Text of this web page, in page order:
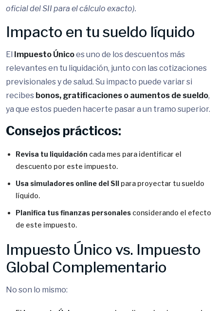
oficial del SII para el cálculo exacto).
Impacto en tu sueldo líquido
El Impuesto Únicoes uno de los descuentos más
relevantes en tu liquidación, junto con las cotizaciones
previsionales y de salud. Su impacto puede variar si
recibes bonos, gratificaciones o aumentos de sueldo,
ya que estos pueden hacerte pasar a un tramo superior.
Consejos prácticos:
Revisa tu liquidación cada mes para identificar el
descuento por este impuesto.
Usa simuladores online del SII para proyectar tu sueldo
líquido.
Planifica tus finanzas personales considerando el efecto
de este impuesto.
Impuesto Único vs. Impuesto
Global Complementario
No son lo mismo: